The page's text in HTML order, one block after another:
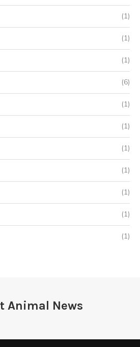
(1)
(1)
(1)
(6)
(1)
(1)
(1)
(1)
(1)
(1)
(1)
Animal News